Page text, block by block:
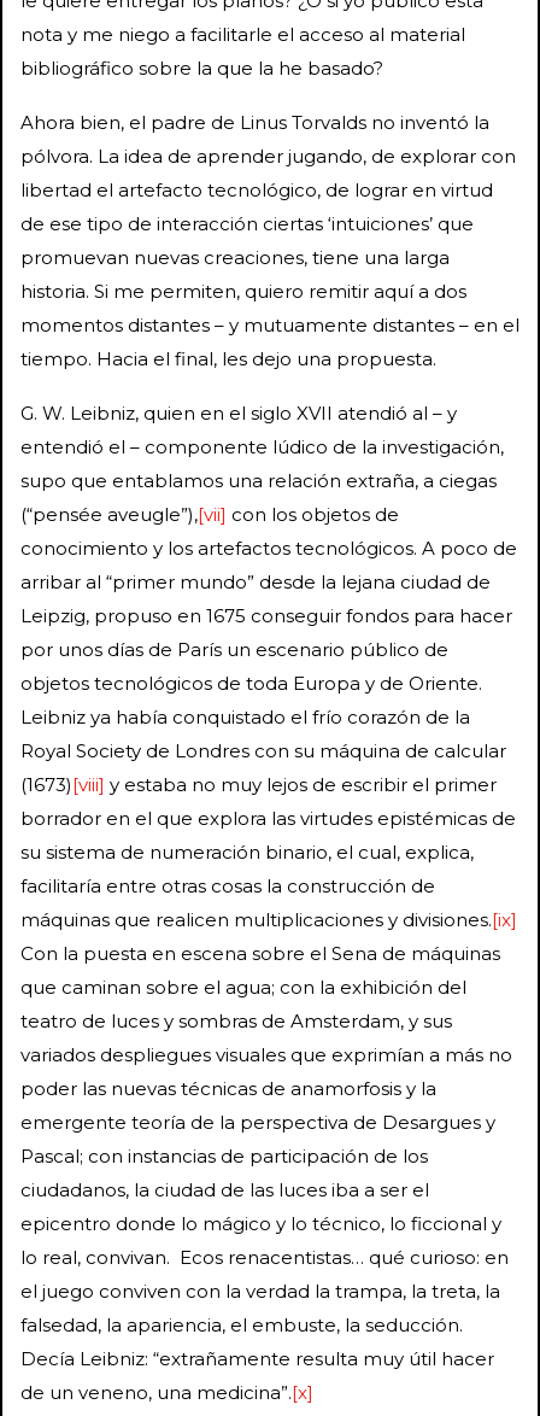
nota y me niego a facilitarle el acceso al material
bibliográfico sobre la que la he basado?
Ahora bien, el padre de Linus Torvalds no inventó la
pólvora. La idea de aprender jugando, de explorar con
libertad el artefacto tecnológico, de lograr en virtud
de ese tipo de interacción ciertas ‘intuiciones’ que
promuevan nuevas creaciones, tiene una larga
historia. Si me permiten, quiero remitir aquí a dos
momentos distantes – y mutuamente distantes – en el
tiempo. Hacia el final, les dejo una propuesta.
G. W. Leibniz, quien en el siglo XVII atendió al – y
entendió el – componente lúdico de la investigación,
supo que entablamos una relación extraña, a ciegas
(“pensée aveugle”),[vii] con los objetos de
conocimiento y los artefactos tecnológicos. A poco de
arribar al “primer mundo” desde la lejana ciudad de
Leipzig, propuso en 1675 conseguir fondos para hacer
por unos días de París un escenario público de
objetos tecnológicos de toda Europa y de Oriente.
Leibniz ya había conquistado el frío corazón de la
Royal Society de Londres con su máquina de calcular
(1673)[viii] y estaba no muy lejos de escribir el primer
borrador en el que explora las virtudes epistémicas de
su sistema de numeración binario, el cual, explica,
facilitaría entre otras cosas la construcción de
máquinas que realicen multiplicaciones y divisiones.[ix]
Con la puesta en escena sobre el Sena de máquinas
que caminan sobre el agua; con la exhibición del
teatro de luces y sombras de Amsterdam, y sus
variados despliegues visuales que exprimían a más no
poder las nuevas técnicas de anamorfosis y la
emergente teoría de la perspectiva de Desargues y
Pascal; con instancias de participación de los
ciudadanos, la ciudad de las luces iba a ser el
epicentro donde lo mágico y lo técnico, lo ficcional y
lo real, convivan. Ecos renacentistas… qué curioso: en
el juego conviven con la verdad la trampa, la treta, la
falsedad, la apariencia, el embuste, la seducción.
Decía Leibniz: “extrañamente resulta muy útil hacer
de un veneno, una medicina”.[x]